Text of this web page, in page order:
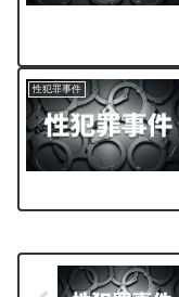
性犯罪事件